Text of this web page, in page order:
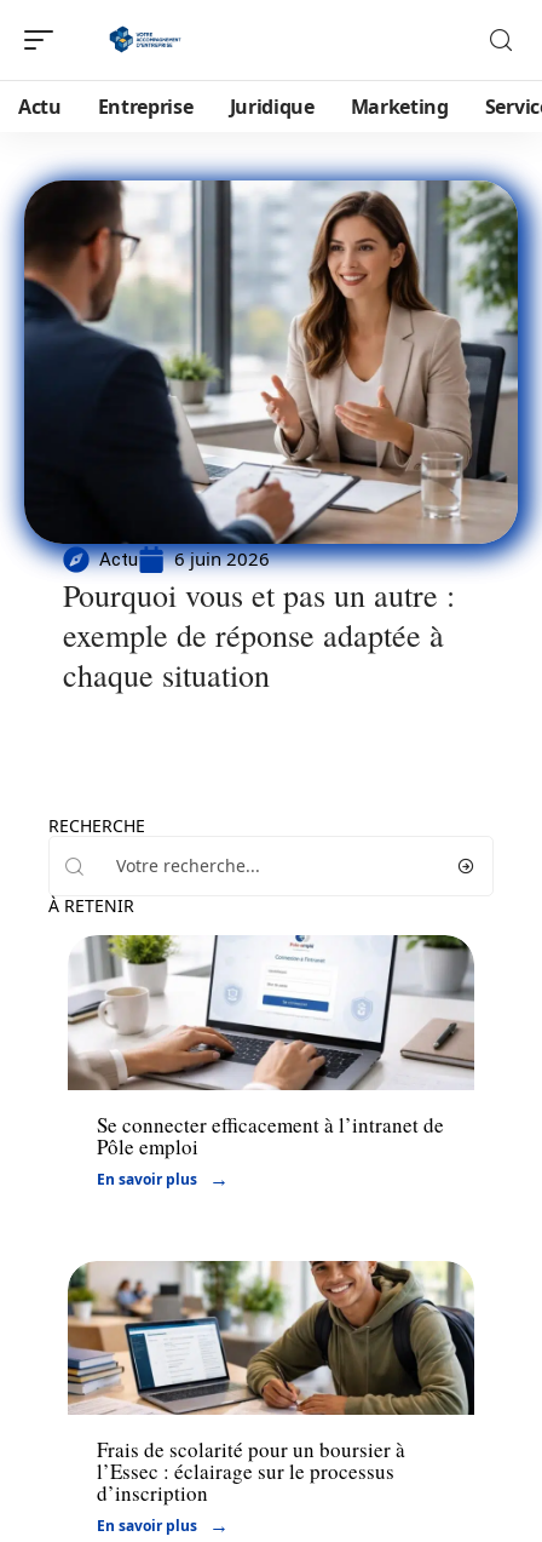
Actu Entreprise Juridique Marketing
Actu 6 juin 2026
Pourquoi vous et pas un autre :
exemple de réponse adaptée à
chaque situation
RECHERCHE
À RETENIR
Entreprise
Se connecter efficacement à l’intranet de
Pôle emploi
En savoir plus
Actu
Frais de scolarité pour un boursier à
l’Essec : éclairage sur le processus
d’inscription
En savoir plus